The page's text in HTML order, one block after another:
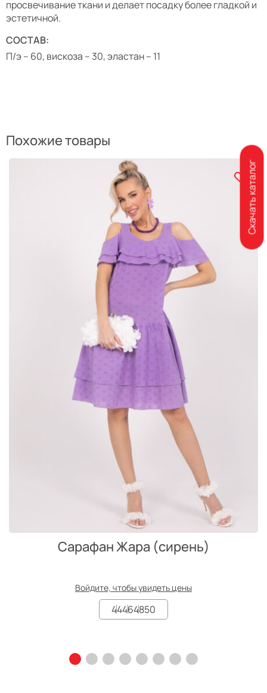
просвечивание ткани и делает посадку более гладкой и
эстетичной.
СОСТАВ:
П/э – 60, вискоза – 30, эластан – 11
Похожие товары
Сарафан Жара (сирень)
Войдите, чтобы увидеть цены
44464850
Скачать каталог